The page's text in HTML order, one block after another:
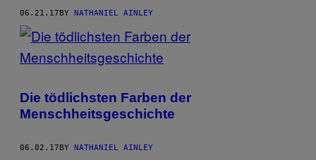
06.21.17BY NATHANIEL AINLEY
Die tödlichsten Farben der
Menschheitsgeschichte
06.02.17BY NATHANIEL AINLEY